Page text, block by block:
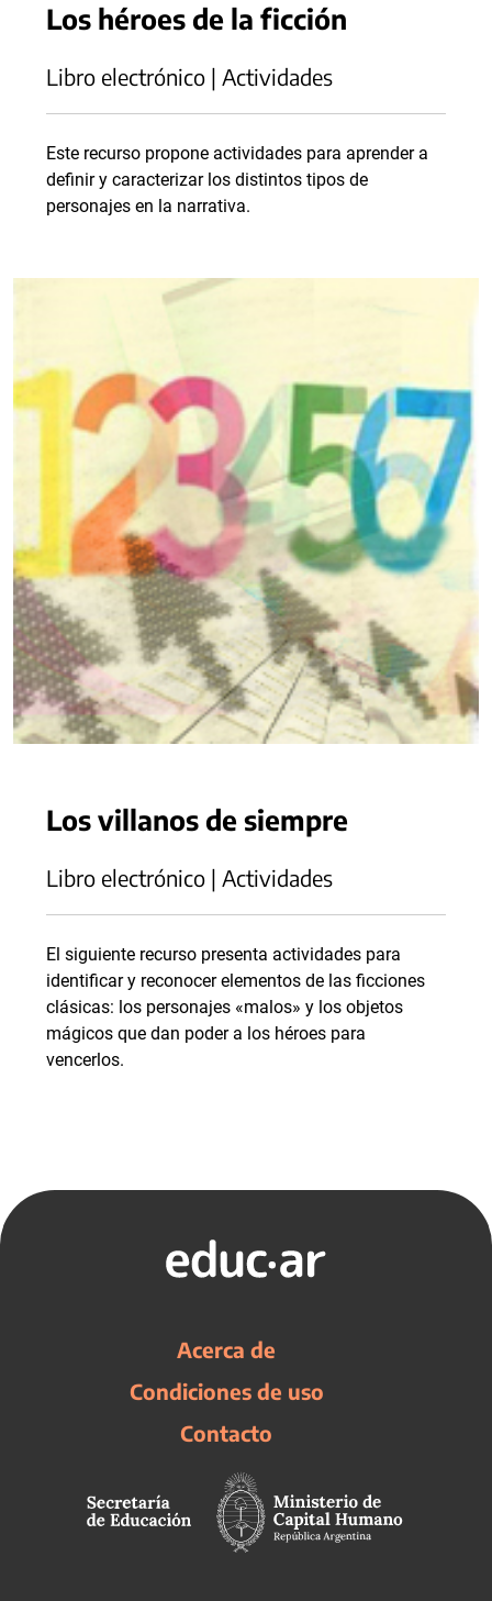
Los héroes de la ficción
Libro electrónico | Actividades
Este recurso propone actividades para aprender a
definir y caracterizar los distintos tipos de
personajes en la narrativa.
Los villanos de siempre
Libro electrónico | Actividades
El siguiente recurso presenta actividades para
identificar y reconocer elementos de las ficciones
clásicas: los personajes «malos» y los objetos
mágicos que dan poder a los héroes para
vencerlos.
Acerca de
Condiciones de uso
Contacto